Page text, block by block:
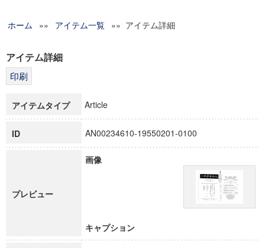
グローバルリサーチインスティテュート
科学研究費補助金研究成果報告書
博士課程教育リーディングプログラム「超成熟社会発展のサ
ホーム »» アイテム一覧 »» アイテム詳細
アイテム詳細
アイテムタイプ Article
ID AN00234610-19550201-0100
プレビュー
画像
キャプション